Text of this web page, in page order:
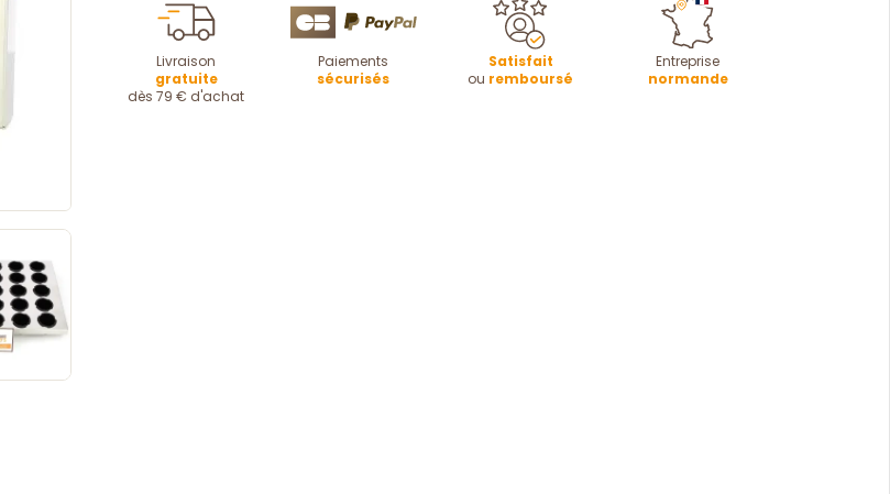
Livraison
gratuite
dès 79 € d'achat
Paiements
sécurisés
Satisfait
ou remboursé
Entreprise
normande